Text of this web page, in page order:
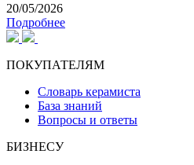
20/05/2026
Подробнее
ПОКУПАТЕЛЯМ
Словарь керамиста
База знаний
Вопросы и ответы
БИЗНЕСУ